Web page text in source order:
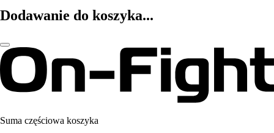
Dodawanie do koszyka...
Suma częściowa koszyka